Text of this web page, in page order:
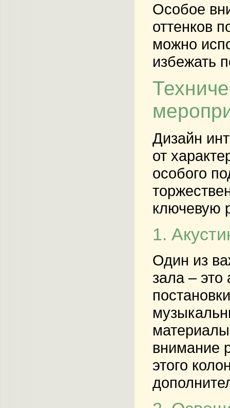
Особое
оттенков
можно
избежать
Дизайн
от
особого
ключевую
1.
Один из
зала – это
внимание
этого